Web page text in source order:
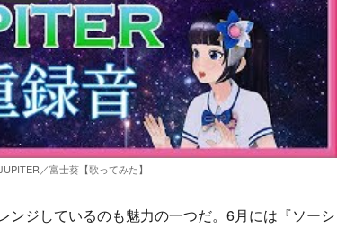
／富士葵【歌ってみた】
ジしているのも魅力の一つだ。6月には『ソーシ